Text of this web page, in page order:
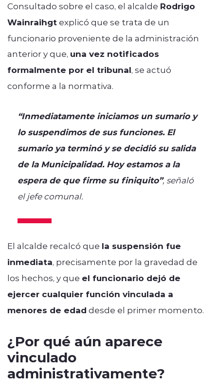
Consultado sobre el caso, el alcalde Rodrigo
Wainraihgt explicó que se trata de un
funcionario proveniente de la administración
anterior y que, una vez notificados
formalmente por el tribunal, se actuó
conforme a la normativa.
“Inmediatamente iniciamos un sumario y
lo suspendimos de sus funciones. El
sumario ya terminó y se decidió su salida
de la Municipalidad. Hoy estamos a la
espera de que firme su finiquito”, señaló
el jefe comunal.
El alcalde recalcó que la suspensión fue
inmediata, precisamente por la gravedad de
los hechos, y que el funcionario dejó de
ejercer cualquier función vinculada a
menores de edad desde el primer momento.
¿Por qué aún aparece
vinculado
administrativamente?